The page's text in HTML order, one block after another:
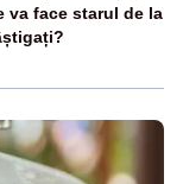
va face starul de la